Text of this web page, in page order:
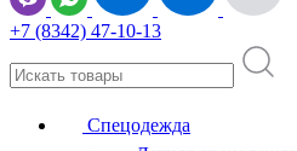
+7 (8342) 47-10-13
Спецодежда